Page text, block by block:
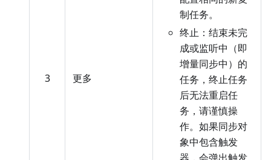
3 更多
制任务。
终止：结束未完
成或监听中（即
增量同步中）的
任务，终止任务
后无法重启任
务，请谨慎操
作。如果同步对
象中包含触发